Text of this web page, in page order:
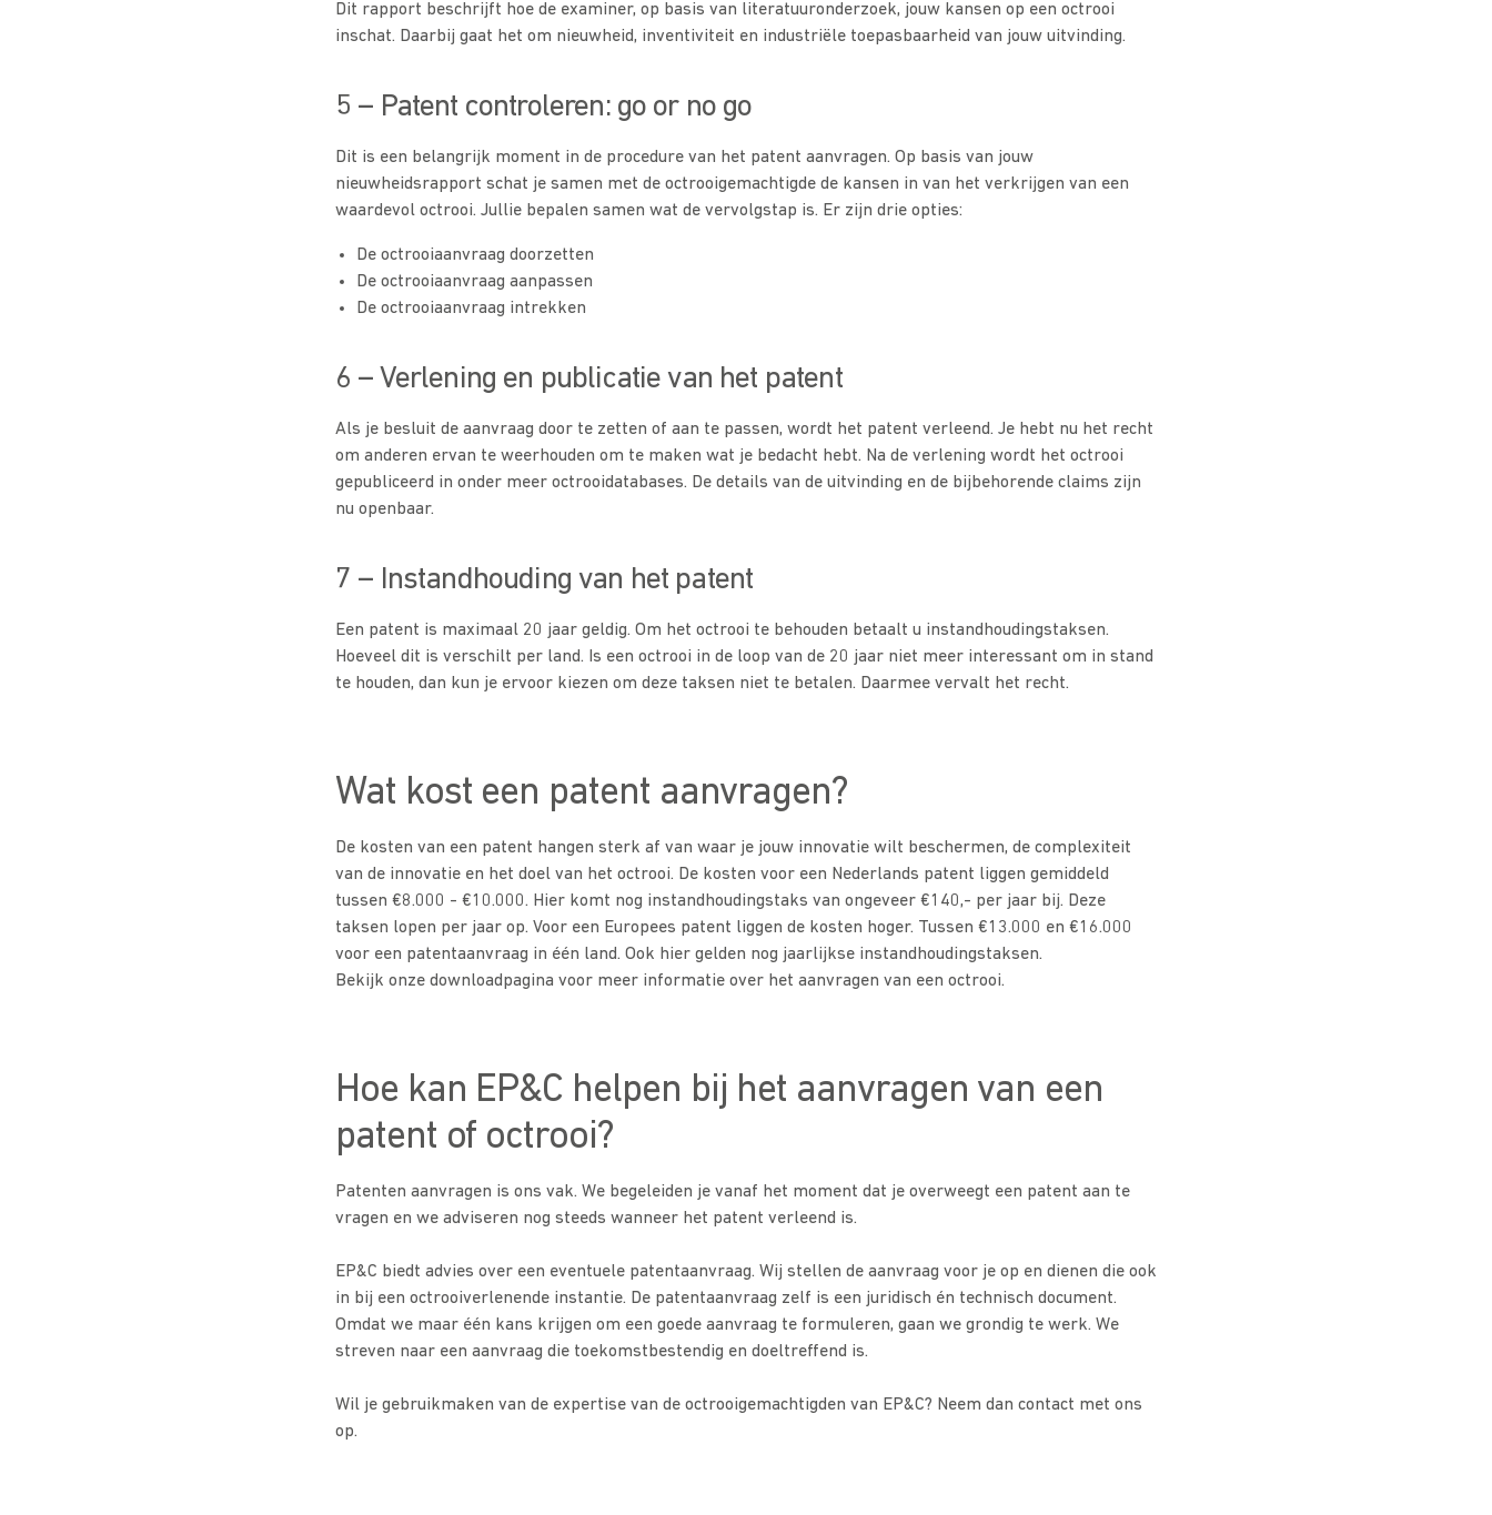
Dit rapport beschrijft hoe de examiner, op basis van literatuuronderzoek, jouw kansen op een octrooi
inschat. Daarbij gaat het om nieuwheid, inventiviteit en industriële toepasbaarheid van jouw uitvinding.
5 – Patent controleren: go or no go
Dit is een belangrijk moment in de procedure van het patent aanvragen. Op basis van jouw
nieuwheidsrapport schat je samen met de octrooigemachtigde de kansen in van het verkrijgen van een
waardevol octrooi. Jullie bepalen samen wat de vervolgstap is. Er zijn drie opties:
De octrooiaanvraag doorzetten
De octrooiaanvraag aanpassen
De octrooiaanvraag intrekken
6 – Verlening en publicatie van het patent
Als je besluit de aanvraag door te zetten of aan te passen, wordt het patent verleend. Je hebt nu het recht
om anderen ervan te weerhouden om te maken wat je bedacht hebt. Na de verlening wordt het octrooi
gepubliceerd in onder meer octrooidatabases. De details van de uitvinding en de bijbehorende claims zijn
nu openbaar.
7 – Instandhouding van het patent
Een patent is maximaal 20 jaar geldig. Om het octrooi te behouden betaalt u instandhoudingstaksen.
Hoeveel dit is verschilt per land. Is een octrooi in de loop van de 20 jaar niet meer interessant om in stand
te houden, dan kun je ervoor kiezen om deze taksen niet te betalen. Daarmee vervalt het recht.
Wat kost een patent aanvragen?
De kosten van een patent hangen sterk af van waar je jouw innovatie wilt beschermen, de complexiteit
van de innovatie en het doel van het octrooi. De kosten voor een Nederlands patent liggen gemiddeld
tussen €8.000 - €10.000. Hier komt nog instandhoudingstaks van ongeveer €140,- per jaar bij. Deze
taksen lopen per jaar op. Voor een Europees patent liggen de kosten hoger. Tussen €13.000 en €16.000
voor een patentaanvraag in één land. Ook hier gelden nog jaarlijkse instandhoudingstaksen.
Bekijk onze downloadpagina voor meer informatie over het aanvragen van een octrooi.
Hoe kan EP&C helpen bij het aanvragen van een
patent of octrooi?
Patenten aanvragen is ons vak. We begeleiden je vanaf het moment dat je overweegt een patent aan te
vragen en we adviseren nog steeds wanneer het patent verleend is.
EP&C biedt advies over een eventuele patentaanvraag. Wij stellen de aanvraag voor je op en dienen die ook
in bij een octrooiverlenende instantie. De patentaanvraag zelf is een juridisch én technisch document.
Omdat we maar één kans krijgen om een goede aanvraag te formuleren, gaan we grondig te werk. We
streven naar een aanvraag die toekomstbestendig en doeltreffend is.
Wil je gebruikmaken van de expertise van de octrooigemachtigden van EP&C? Neem dan contact met ons
op.